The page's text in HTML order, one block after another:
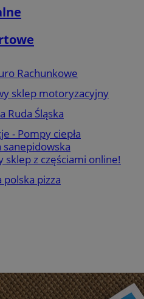
Rachunkowe
sklep motoryzacyjny
Ruda Śląska
- Pompy ciepła
sanepidowska
sklep z częściami online!
polska pizza